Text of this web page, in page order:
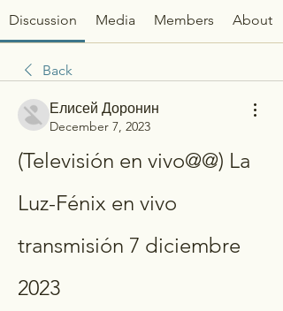
Discussion Media Members About
Back
Елисей Доронин
December 7, 2023
(Televisión en vivo@@) La
Luz-Fénix en vivo
transmisión 7 diciembre
2023